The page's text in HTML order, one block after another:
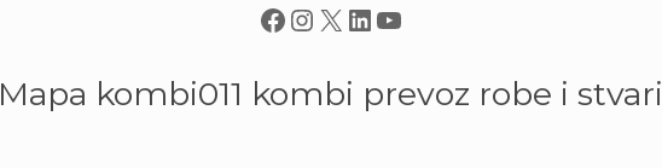
Facebook
Instagram
X LinkedIn
YouTube
Mapa kombi011 kombi prevoz robe i stvari